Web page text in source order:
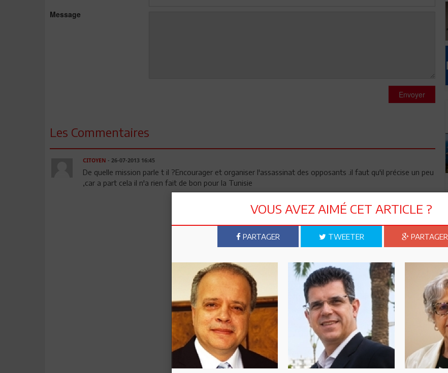
Message
Envoyer
Les Commentaires
CITOYEN - 26-07-2013 16:45
De quelle mission parle t il ?Encourager et organiser l'assassinat des opposants .il faut qu'il précise un peu
,car a part cela il n'a rien fait de bon pour la Tunisie
VOUS AVEZ AIMÉ CET ARTICLE ?
PARTAGER TWEETER PARTAGER